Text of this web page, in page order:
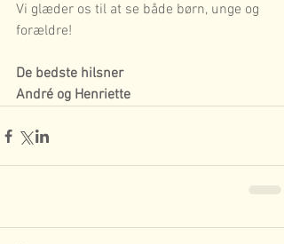
Vi glæder os til at se både børn, unge og
forældre!
De bedste hilsner
André og Henriette